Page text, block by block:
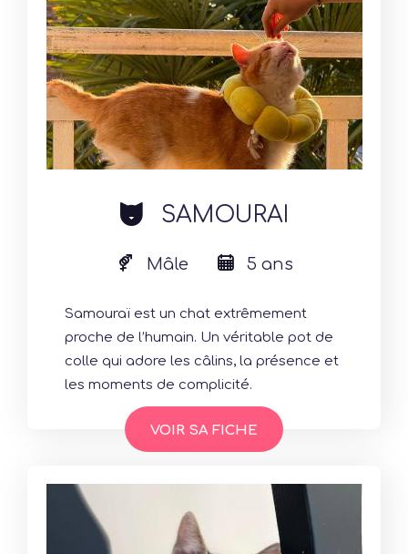
cat SAMOURAI
Mâle 5 ans
Samouraï est un chat extrêmement
proche de l’humain. Un véritable pot de
colle qui adore les câlins, la présence et
les moments de complicité.
VOIR SA FICHE